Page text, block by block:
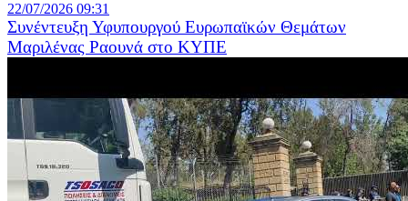
22/07/2026 09:31
Συνέντευξη Υφυπουργού Ευρωπαϊκών Θεμάτων
Μαριλένας Ραουνά στο ΚΥΠΕ